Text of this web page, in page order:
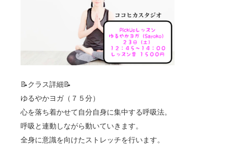
📝クラス詳細📝
ゆるやかヨガ（７５分）
心を落ち着かせて自分自身に集中する呼吸法。
呼吸と連動しながら動いていきます。
全身に意識を向けたストレッチを行います。